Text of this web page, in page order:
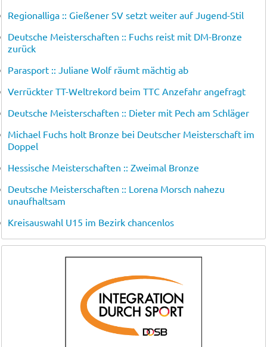
Regionalliga :: Gießener SV setzt weiter auf Jugend-Stil
Deutsche Meisterschaften :: Fuchs reist mit DM-Bronze
zurück
Parasport :: Juliane Wolf räumt mächtig ab
Verrückter TT-Weltrekord beim TTC Anzefahr angefragt
Deutsche Meisterschaften :: Dieter mit Pech am Schläger
Michael Fuchs holt Bronze bei Deutscher Meisterschaft im
Doppel
Hessische Meisterschaften :: Zweimal Bronze
Deutsche Meisterschaften :: Lorena Morsch nahezu
unaufhaltsam
Kreisauswahl U15 im Bezirk chancenlos